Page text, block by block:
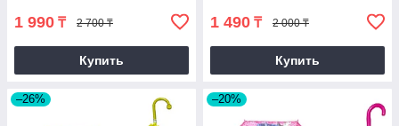
1 990 ₸ 2 700 ₸
Купить
1 490 ₸ 2 000 ₸
Купить
–26% –20%